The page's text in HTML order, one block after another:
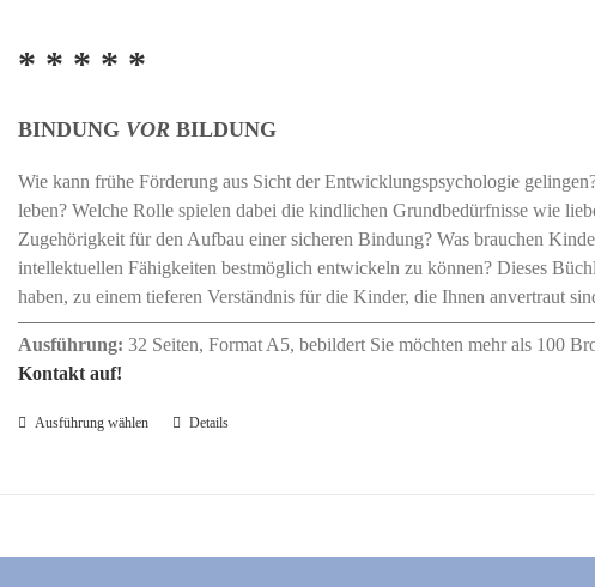
* * * * *
BINDUNG VOR BILDUNG
Wie kann frühe Förderung aus Sicht der Entwicklungspsychologie
leben? Welche Rolle spielen dabei die kindlichen Grundbedürfnisse wie
Zugehörigkeit für den Aufbau einer sicheren Bindung? Was brauchen
intellektuellen Fähigkeiten bestmöglich entwickeln zu können? Dieses
haben, zu einem tieferen Verständnis für die Kinder, die Ihnen anvertraut
Ausführung: 32 Seiten, Format A5, bebildert Sie möchten mehr als 100
Kontakt auf!
Ausführung wählen
Dieses
Details